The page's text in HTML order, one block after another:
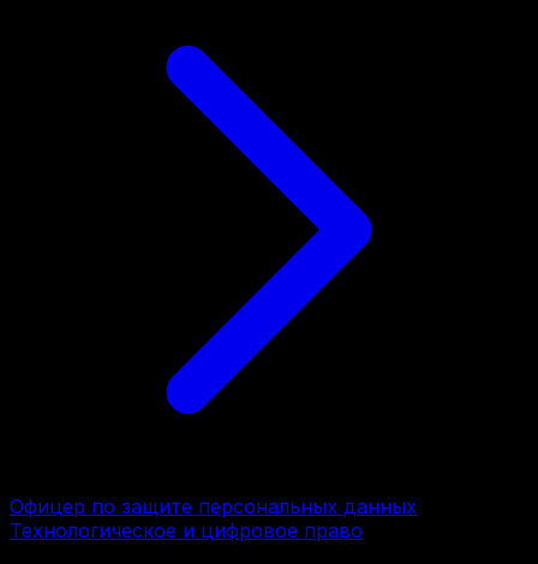
Офицер по защите персональных данных
Технологическое и цифровое право